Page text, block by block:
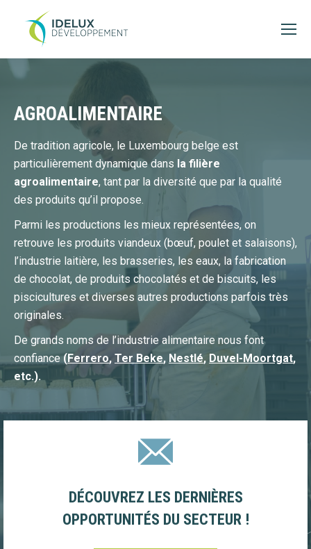
AGROALIMENTAIRE
De tradition agricole, le Luxembourg belge est
particulièrement dynamique dans la filière
agroalimentaire, tant par la diversité que par la qualité
des produits qu’il propose.
Parmi les productions les mieux représentées, on
retrouve les produits viandeux (bœuf, poulet et salaisons),
l’industrie laitière, les brasseries, les eaux, la fabrication
de chocolat, de produits chocolatés et de biscuits, les
piscicultures et diverses autres productions parfois très
originales.
De grands noms de l’industrie alimentaire nous font
confiance(Ferrero, Ter Beke, Nestlé, Duvel-Moortgat,
etc.).
DÉCOUVREZ LES DERNIÈRES
OPPORTUNITÉS DU SECTEUR !